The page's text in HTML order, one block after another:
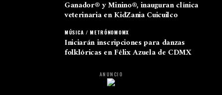
Ganador® y Minino®, inauguran clínica
veterinaria en KidZania Cuicuilco
MÚSICA / METRÓNOMOMX
Iniciarán inscripciones para danzas
folklóricas en Félix Azuela de CDMX
ANUNCIO